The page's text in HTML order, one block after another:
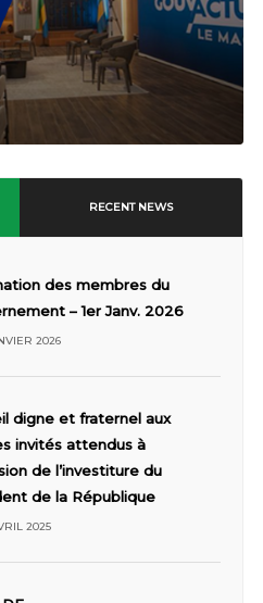
RECENT NEWS
des membres du
– 1er Janv. 2026
2026
digne et fraternel aux
invités attendus à
de l’investiture du
de la République
2025